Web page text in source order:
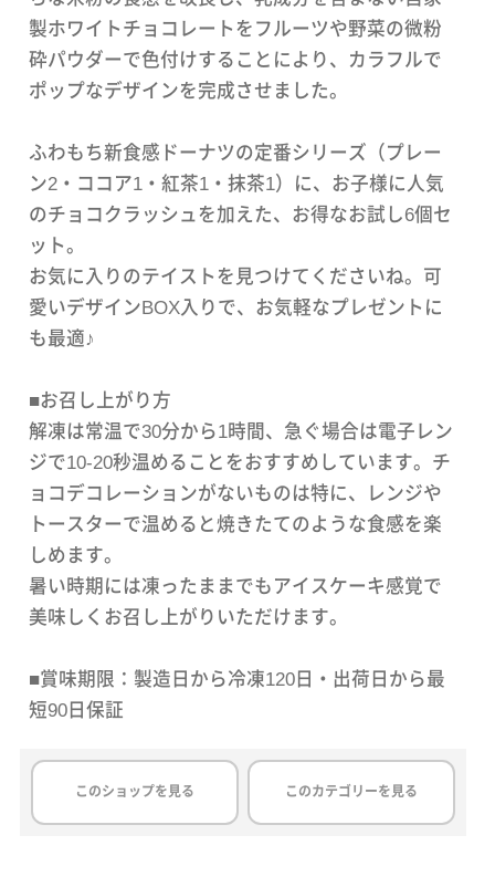
製ホワイトチョコレートをフルーツや野菜の微粉
砕パウダーで色付けすることにより、カラフルで
ポップなデザインを完成させました。
ふわもち新食感ドーナツの定番シリーズ（プレー
ン2・ココア1・紅茶1・抹茶1）に、お子様に人気
のチョコクラッシュを加えた、お得なお試し6個セ
ット。
お気に入りのテイストを見つけてくださいね。可
愛いデザインBOX入りで、お気軽なプレゼントに
も最適♪
■お召し上がり方
解凍は常温で30分から1時間、急ぐ場合は電子レン
ジで10-20秒温めることをおすすめしています。チ
ョコデコレーションがないものは特に、レンジや
トースターで温めると焼きたてのような食感を楽
しめます。
暑い時期には凍ったままでもアイスケーキ感覚で
美味しくお召し上がりいただけます。
■賞味期限：製造日から冷凍120日・出荷日から最
短90日保証
このショップを見る このカテゴリーを見る